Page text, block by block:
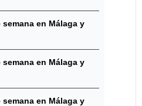
en Málaga y
en Málaga y
en Málaga y